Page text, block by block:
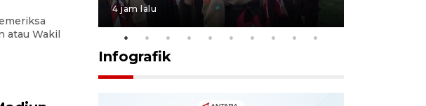
atau Wakil
4 jam lalu
Infografik